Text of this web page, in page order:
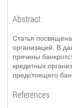
Abstract
Статья
организаций. В
причины
кредитных
предстоящего
References